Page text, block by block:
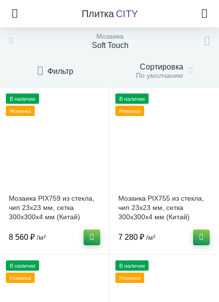
Плитка CITY
Мозаика
Soft Touch
Фильтр Сортировка
По умолчанию
В наличии
Новинка
Мозаика PIX759 из стекла,
чип 23x23 мм, сетка
300х300x4 мм (Китай)
8 560 ₽ /м²
В наличии
Новинка
Мозаика PIX755 из стекла,
чип 23x23 мм, сетка
300х300x4 мм (Китай)
7 280 ₽ /м²
В наличии
Новинка
В наличии
Новинка